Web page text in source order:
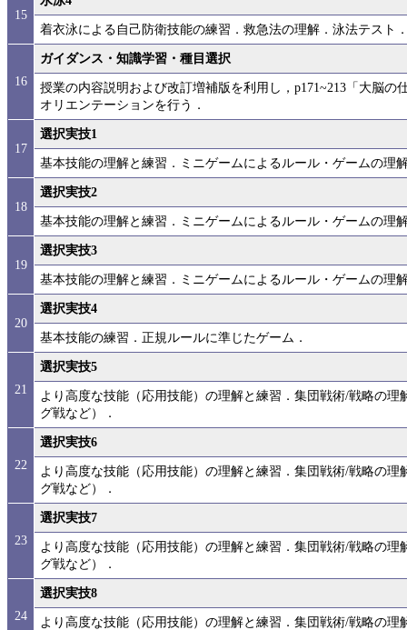
15
着衣泳による自己防衛技能の練習．救急法の理解．泳法テスト
16
ガイダンス・知識学習・種目選択
授業の内容説明および改訂増補版を利用し，p171~213「大脳
オリエンテーションを行う．
17
選択実技1
基本技能の理解と練習．ミニゲームによるルール・ゲームの理
18
選択実技2
基本技能の理解と練習．ミニゲームによるルール・ゲームの理
19
選択実技3
基本技能の理解と練習．ミニゲームによるルール・ゲームの理
20
選択実技4
基本技能の練習．正規ルールに準じたゲーム．
21
選択実技5
より高度な技能（応用技能）の理解と練習．集団戦術/戦略の
グ戦など）．
22
選択実技6
より高度な技能（応用技能）の理解と練習．集団戦術/戦略の
グ戦など）．
23
選択実技7
より高度な技能（応用技能）の理解と練習．集団戦術/戦略の
グ戦など）．
24
選択実技8
より高度な技能（応用技能）の理解と練習．集団戦術/戦略の